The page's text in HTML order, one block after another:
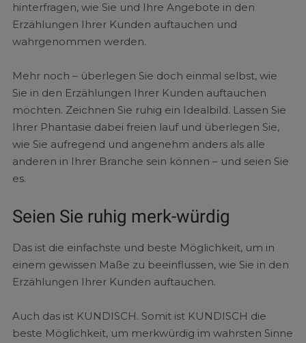
hinterfragen, wie Sie und Ihre Angebote in den
Erzählungen Ihrer Kunden auftauchen und
wahrgenommen werden.
Mehr noch – überlegen Sie doch einmal selbst, wie
Sie in den Erzählungen Ihrer Kunden auftauchen
möchten. Zeichnen Sie ruhig ein Idealbild. Lassen Sie
Ihrer Phantasie dabei freien lauf und überlegen Sie,
wie Sie aufregend und angenehm anders als alle
anderen in Ihrer Branche sein können – und seien Sie
es.
Seien Sie ruhig merk-würdig
Das ist die einfachste und beste Möglichkeit, um in
einem gewissen Maße zu beeinflussen, wie Sie in den
Erzählungen Ihrer Kunden auftauchen.
Auch das ist KUNDISCH. Somit ist KUNDISCH die
beste Möglichkeit, um merkwürdig im wahrsten Sinne